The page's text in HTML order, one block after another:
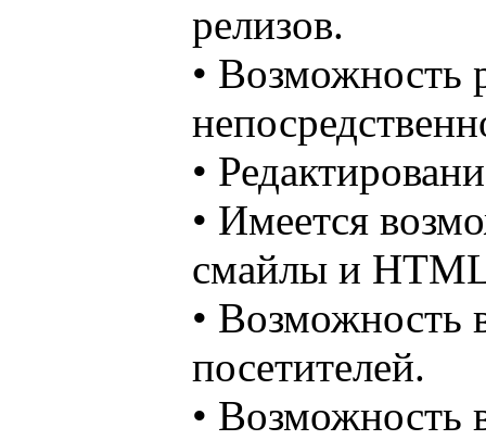
релизов.
• Возможность
•
• Имеется
смайлы и
• Возможность
посетителей.
• Возможность